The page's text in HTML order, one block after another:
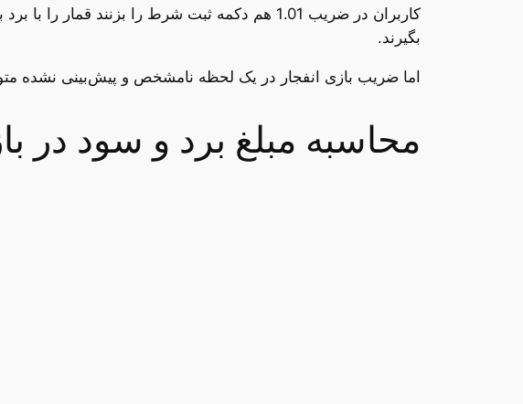
کاربران در ضریب 1.01 هم دکمه ثبت شرط را
بگیرند.
اما ضریب بازی انفجار در یک لحظه نامشخص و پیش‌بینی نشده
محاسبه مبلغ برد و سود در